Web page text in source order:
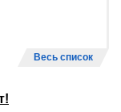
Весь список